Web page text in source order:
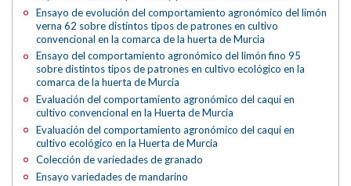
Ensayo de evolución del comportamiento agronómico del limón
verna 62 sobre distintos tipos de patrones en cultivo
convencional en la comarca de la huerta de Murcia
Ensayo del comportamiento agronómico del limón fino 95
sobre distintos tipos de patrones en cultivo ecológico en la
comarca de la huerta de Murcia
Evaluación del comportamiento agronómico del caqui en
cultivo convencional en la Huerta de Murcia
Evaluación del comportamiento agronómico del caqui en
cultivo ecológico en la Huerta de Murcia
Colección de variedades de granado
Ensayo variedades de mandarino